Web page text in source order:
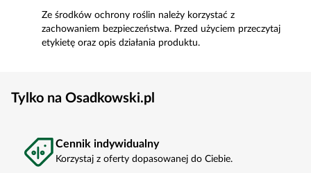
Ze środków ochrony roślin należy korzystać z
zachowaniem bezpieczeństwa. Przed użyciem przeczytaj
etykietę oraz opis działania produktu.
Tylko na Osadkowski.pl
Cennik indywidualny
Korzystaj z oferty dopasowanej do Ciebie.